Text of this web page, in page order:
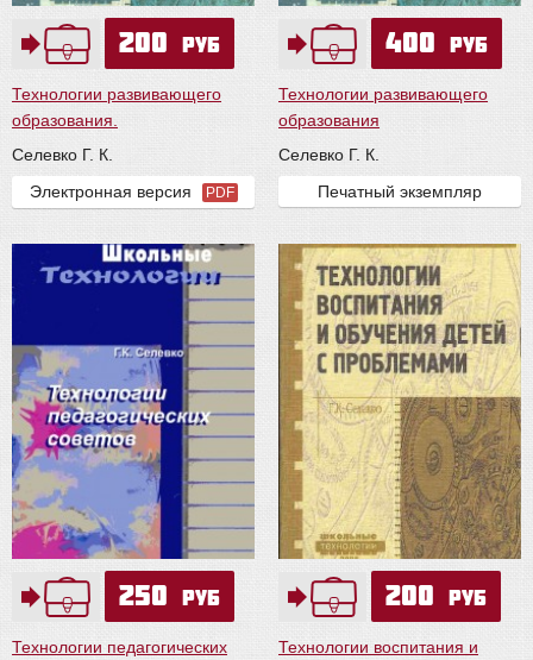
200 руб
Технологии развивающего
образования.
Селевко Г. К.
Электронная версия
PDF
400 руб
Технологии развивающего
образования
Селевко Г. К.
Печатный экземпляр
250 руб
Технологии педагогических
200 руб
Технологии воспитания и